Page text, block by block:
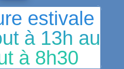
estivale
à 13h au
à 8h30